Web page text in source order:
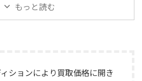
/ ...
がら査定いたしました。 買取
商品：McIntosh C712 メーカ
取さ
も
伴いKORGのテープエコー
「SE-500 Stage Echo」を出張
ご家族様より「価値があるも
もっと読む
ションにより買取価格に開き